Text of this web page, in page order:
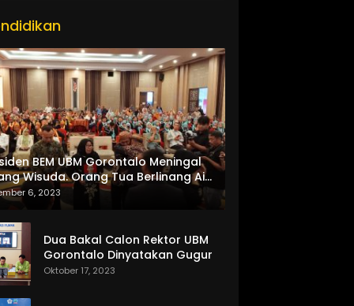
BEM UBM Gorontalo Meningal
Wisuda. Orang Tua Berlinang Air
Menerima SKL dan Pemasangan
6, 2023
Dua Bakal Calon Rektor UBM
Gorontalo Dinyatakan Gugur
Oktober 17, 2023